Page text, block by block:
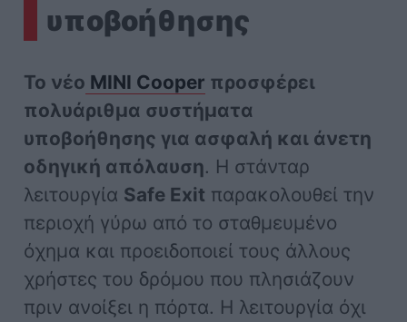
υποβοήθησης
Το νέο MINI Cooper προσφέρει
πολυάριθμα συστήματα
υποβοήθησης για ασφαλή και άνετη
οδηγική απόλαυση. Η στάνταρ
λειτουργία Safe Exit παρακολουθεί την
περιοχή γύρω από το σταθμευμένο
όχημα και προειδοποιεί τους άλλους
χρήστες του δρόμου που πλησιάζουν
πριν ανοίξει η πόρτα. Η λειτουργία όχι